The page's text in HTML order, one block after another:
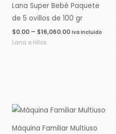
Lana Super Bebé Paquete
de 5 ovillos de 100 gr
$0.00 – $16,060.00
$16,060.00
Iva Incluido
Lana e Hilos
Máquina Familiar Multiuso